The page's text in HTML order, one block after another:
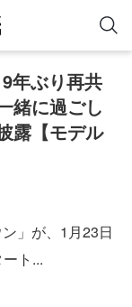
年ぶり再共
緒に過ごし
露【モデル
」が、1月23日
ト...